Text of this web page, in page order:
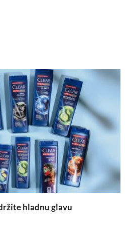
hladnu glavu